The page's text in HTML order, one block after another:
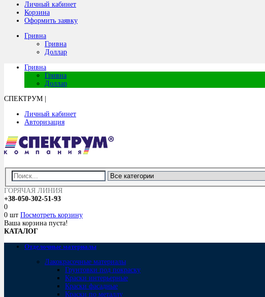
Личный кабинет
Корзина
Оформить заявку
Гривна
Гривна
Доллар
Гривна
Гривна
Доллар
СПЕКТРУМ
Личный кабинет
Авторизация
ГОРЯЧАЯ ЛИНИЯ
+38-050-302-51-93
0
0 шт Посмотреть корзину
Ваша корзина пуста!
КАТАЛОГ
Отделочные материалы
Лакокрасочные материалы
Грунтовки под покраску
Краски интерьерные
Краски фасадные
Краски по металлу